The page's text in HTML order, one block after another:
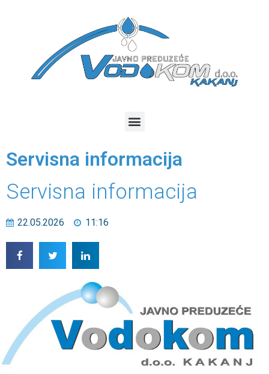
Servisna informacija
Servisna informacija
22.05.2026 11:16